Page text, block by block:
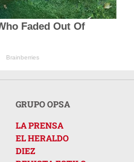
Faded Out Of
Brainberries
GRUPO OPSA
LA PRENSA
EL HERALDO
DIEZ